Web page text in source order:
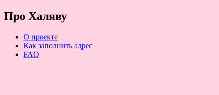
Про Халяву
О проекте
Как заполнить адрес
FAQ